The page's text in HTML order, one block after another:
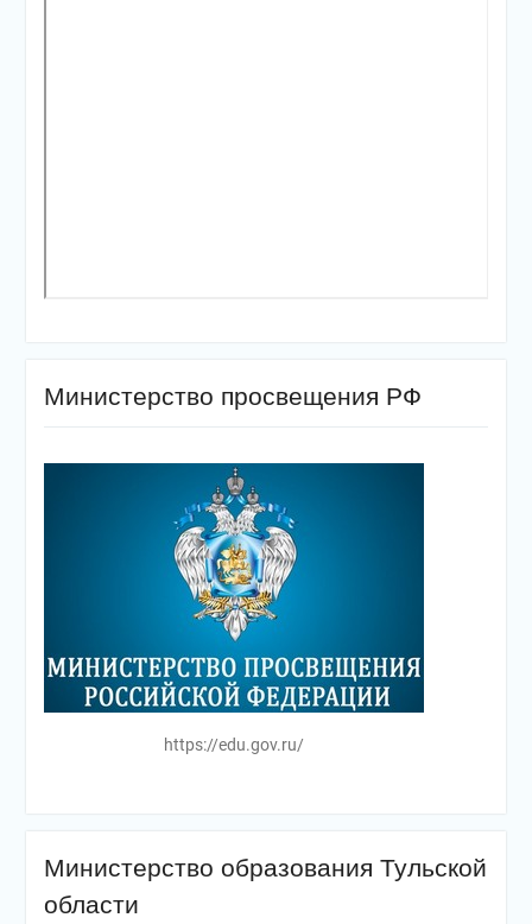
Министерство просвещения РФ
https://edu.gov.ru/
Министерство образования Тульской
области